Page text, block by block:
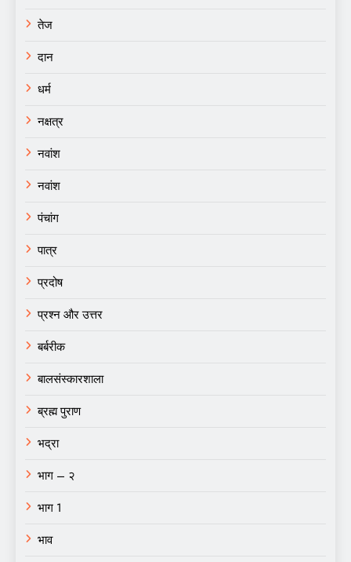
तेज
दान
धर्म
नक्षत्र
नवांश
नवांश
पंचांग
पात्र
प्रदोष
प्रश्न और उत्तर
बर्बरीक
बालसंस्कारशाला
ब्रह्म पुराण
भद्रा
भाग – २
भाग 1
भाव